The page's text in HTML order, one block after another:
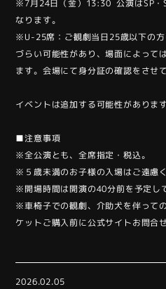
※7月24日（金）13:30 公演はSP・
なります。
※U-25席：ご観劇当日25歳以下の方
づらい可能性があり、場面によって
ます。会場にて身分証の確認をさせ
イベントは追加する可能性があります
■注意事項
※全公演とも、全席指定・税込。
※５歳未満のお子様の入場はご遠慮く
※開場時間は開演の40分前を予定し
※車椅子での観劇、介助犬を伴って
ケットご購入前に公式サイトお問合
2026.02.05